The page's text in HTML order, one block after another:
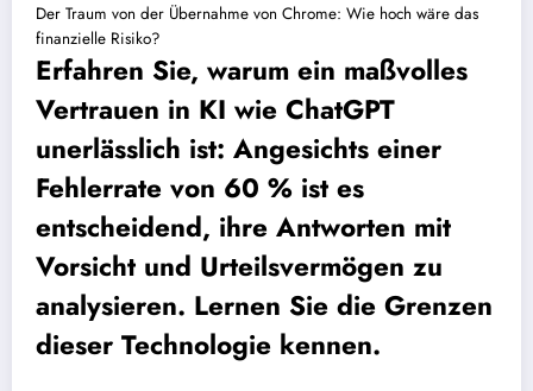
Der Traum von der Übernahme von Chrome: Wie hoch wäre das
finanzielle Risiko?
Erfahren Sie, warum ein maßvolles
Vertrauen in KI wie ChatGPT
unerlässlich ist: Angesichts einer
Fehlerrate von 60 % ist es
entscheidend, ihre Antworten mit
Vorsicht und Urteilsvermögen zu
analysieren. Lernen Sie die Grenzen
dieser Technologie kennen.